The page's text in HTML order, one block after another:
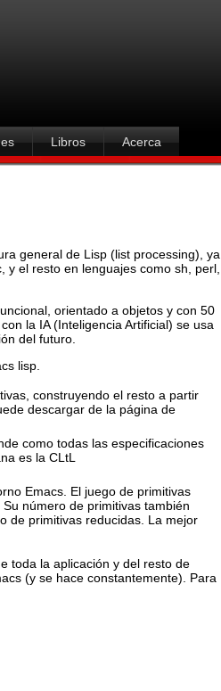
Libros Acerca
general de Lisp (list processing), ya
y el resto en lenguajes como sh, perl,
orientado a objetos y con 50
la IA (Inteligencia Artificial) se usa
del futuro.
lisp.
construyendo el resto a partir
descargar de la página de
como todas las especificaciones
es la CLtL
Emacs. El juego de primitivas
número de primitivas también
de primitivas reducidas. La mejor
toda la aplicación y del resto de
(y se hace constantemente). Para